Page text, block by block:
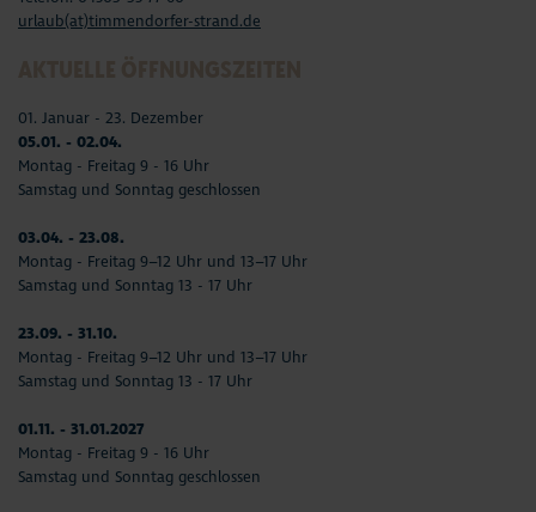
urlaub(at)timmendorfer-strand.de
01. Januar - 23. Dezember
05.01. - 02.04.
Montag - Freitag 9 - 16 Uhr
Samstag und Sonntag geschlossen
03.04. - 23.08.
Montag - Freitag 9–12 Uhr und 13–17 Uhr
Samstag und Sonntag 13 - 17 Uhr
23.09. - 31.10.
Montag - Freitag 9–12 Uhr und 13–17 Uhr
Samstag und Sonntag 13 - 17 Uhr
01.11. - 31.01.2027
Montag - Freitag 9 - 16 Uhr
Samstag und Sonntag geschlossen